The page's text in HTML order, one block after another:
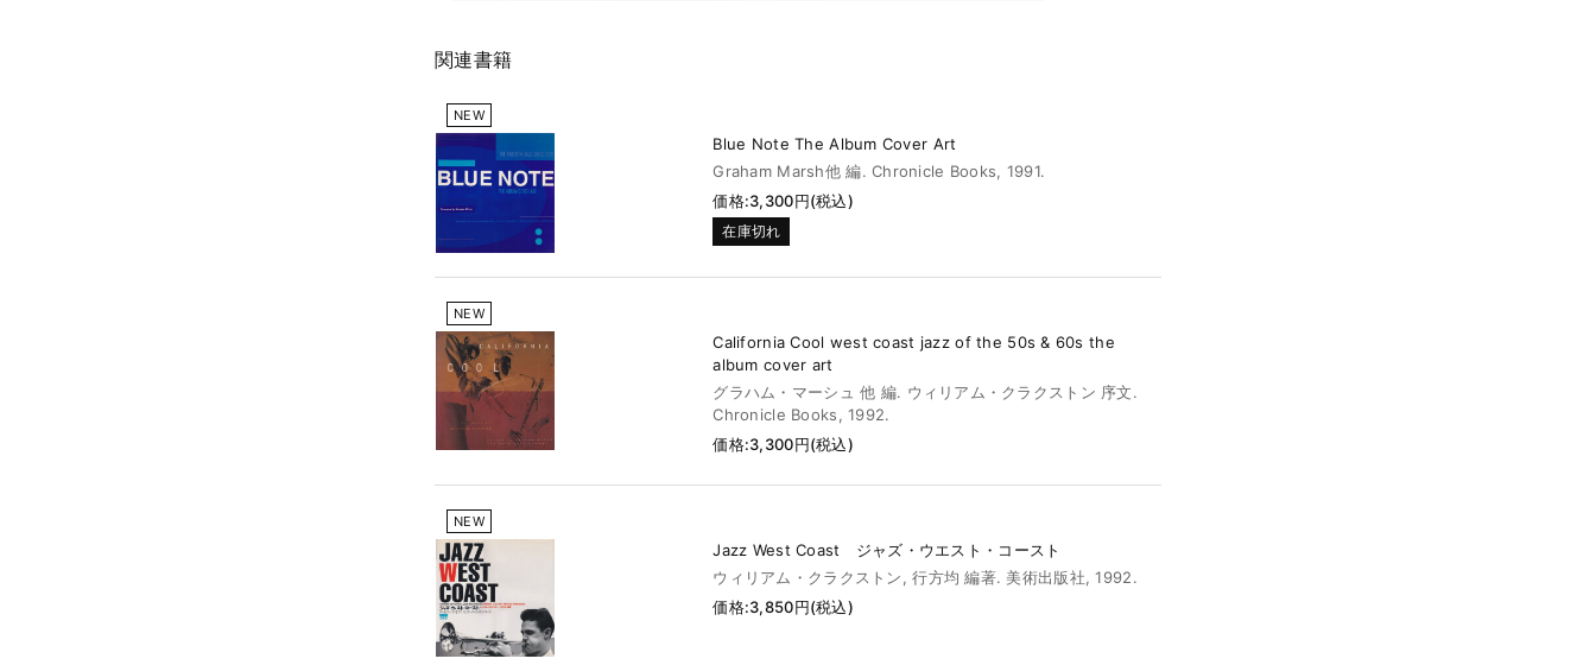
関連書籍
NEW
Blue Note The Album Cover Art
Graham Marsh他 編. Chronicle Books, 1991.
価格:3,300円(税込)
在庫切れ
NEW
California Cool west coast jazz of the 50s & 60s the
album cover art
グラハム・マーシュ 他 編. ウィリアム・クラクストン 序文.
Chronicle Books, 1992.
価格:3,300円(税込)
NEW
Jazz West Coast ジャズ・ウエスト・コースト
ウィリアム・クラクストン, 行方均 編著. 美術出版社, 1992.
価格:3,850円(税込)